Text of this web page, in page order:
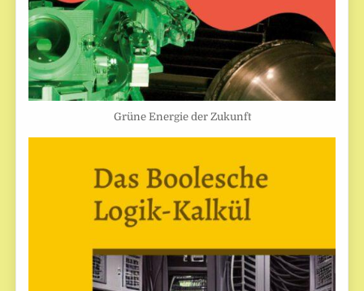
Grüne Energie der Zukunft